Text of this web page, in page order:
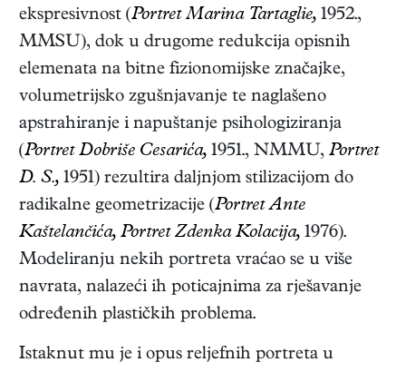
ekspresivnost (Portret Marina Tartaglie, 1952.,
MMSU), dok u drugome redukcija opisnih
elemenata na bitne fizionomijske značajke,
volumetrijsko zgušnjavanje te naglašeno
apstrahiranje i napuštanje psihologiziranja
(Portret Dobriše Cesarića, 1951., NMMU, Portret
D. S., 1951) rezultira daljnjom stilizacijom do
radikalne geometrizacije (Portret Ante
Kaštelančića, Portret Zdenka Kolacija, 1976).
Modeliranju nekih portreta vraćao se u više
navrata, nalazeći ih poticajnima za rješavanje
određenih plastičkih problema.
Istaknut mu je i opus reljefnih portreta u